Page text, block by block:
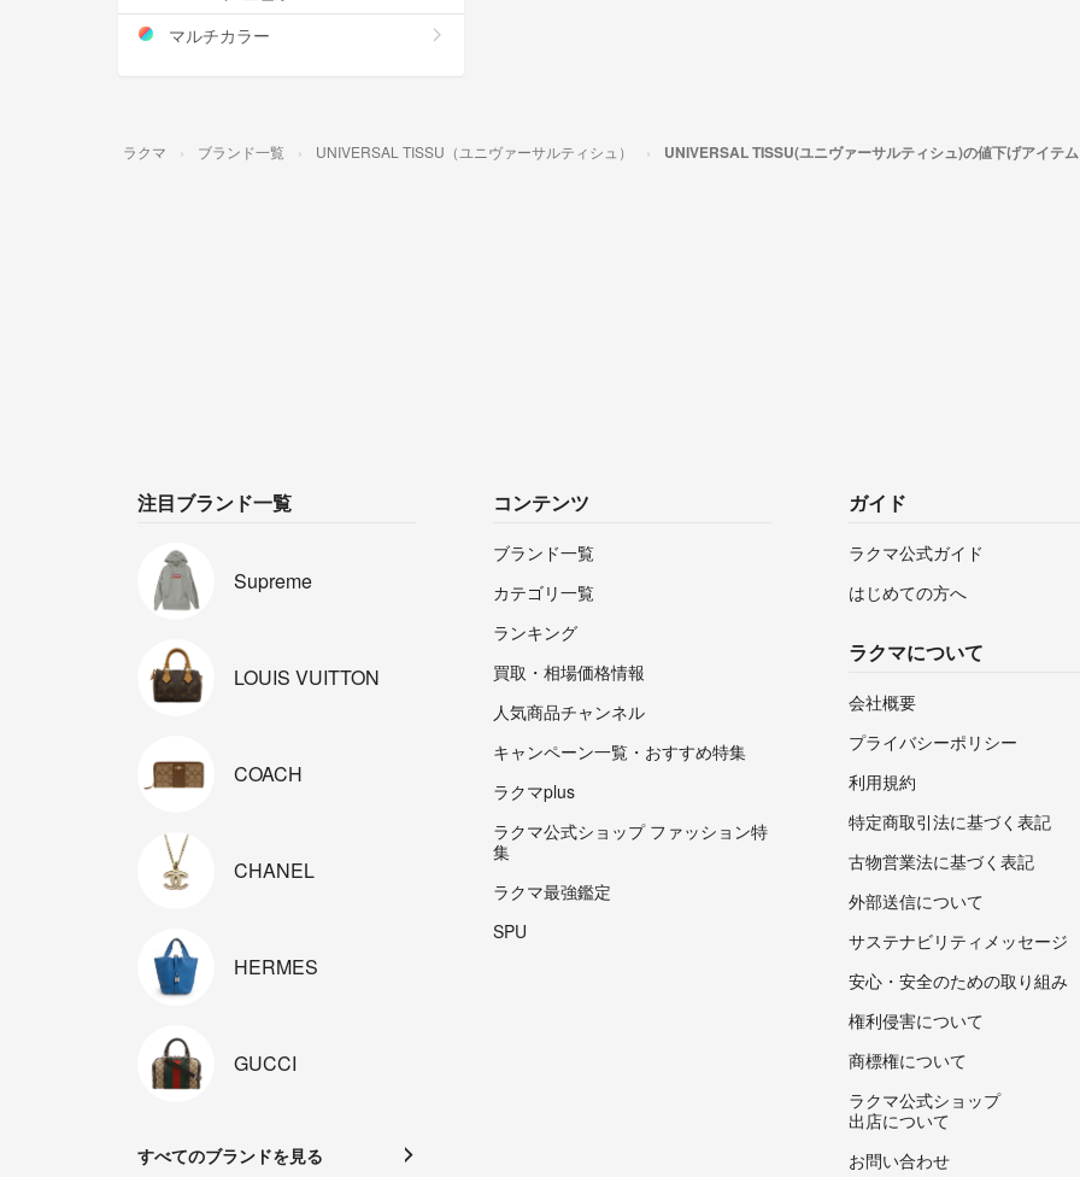
マルチカラー
ラクマ ブランド一覧 UNIVERSAL TISSU（ユニヴァーサルティシュ） UNIVERSAL TISSU(ユニヴァーサルティシュ)の値下げアイテム
注目ブランド一覧
Supreme
LOUIS VUITTON
COACH
CHANEL
HERMES
GUCCI
すべてのブランドを見る
コンテンツ
ブランド一覧
カテゴリ一覧
ランキング
買取・相場価格情報
人気商品チャンネル
キャンペーン一覧・おすすめ特集
ラクマplus
ラクマ公式ショップ ファッション特
集
ラクマ最強鑑定
SPU
ガイド
ラクマ公式ガイド
はじめての方へ
ラクマについて
会社概要
プライバシーポリシー
利用規約
特定商取引法に基づく表記
古物営業法に基づく表記
外部送信について
サステナビリティメッセージ
安心・安全のための取り組み
権利侵害について
商標権について
ラクマ公式ショップ
出店について
お問い合わせ